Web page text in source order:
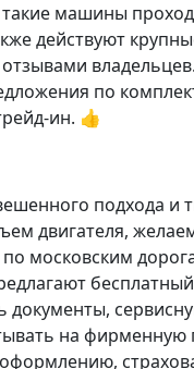
машины
действуют
по
ин. 👍
подхода и
двигателя,
московским
на